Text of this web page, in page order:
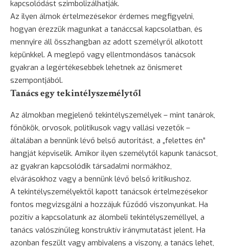
kapcsolódást szimbolizálhatják.
Az ilyen álmok értelmezésekor érdemes megfigyelni,
hogyan érezzük magunkat a tanáccsal kapcsolatban, és
mennyire áll összhangban az adott személyről alkotott
képünkkel. A meglepő vagy ellentmondásos tanácsok
gyakran a legértékesebbek lehetnek az önismeret
szempontjából.
Tanács egy tekintélyszemélytől
Az álmokban megjelenő tekintélyszemélyek – mint tanárok,
főnökök, orvosok, politikusok vagy vallási vezetők –
általában a bennünk lévő belső autoritást, a „felettes én”
hangját képviselik. Amikor ilyen személytől kapunk tanácsot,
az gyakran kapcsolódik társadalmi normákhoz,
elvárásokhoz vagy a bennünk lévő belső kritikushoz.
A tekintélyszemélyektől kapott tanácsok értelmezésekor
fontos megvizsgálni a hozzájuk fűződő viszonyunkat. Ha
pozitív a kapcsolatunk az álombeli tekintélyszeméllyel, a
tanács valószínűleg konstruktív iránymutatást jelent. Ha
azonban feszült vagy ambivalens a viszony, a tanács lehet,